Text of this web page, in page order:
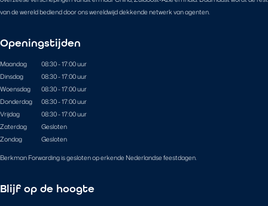
van de wereld bediend door ons wereldwijd dekkende netwerk van agenten.
Openingstijden
Maandag
08:30 - 17:00 uur
Dinsdag
08:30 - 17:00 uur
Woensdag
08:30 - 17:00 uur
Donderdag
08:30 - 17:00 uur
Vrijdag
08:30 - 17:00 uur
Zaterdag
Gesloten
Zondag
Gesloten
Berkman Forwarding is gesloten op erkende Nederlandse feestdagen.
Blijf op de hoogte